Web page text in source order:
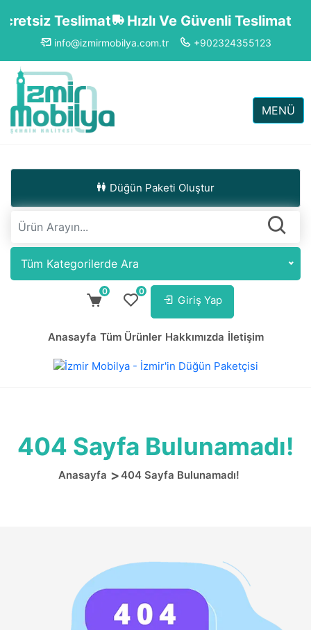
Teslimat Hızlı Ve Güvenli Teslimat
info@izmirmobilya.com.tr +902324355123
MENÜ
Düğün Paketi Oluştur
Tüm Kategorilerde Ara
0 0
Giriş Yap
Anasayfa Tüm Ürünler Hakkımızda İletişim
404 Sayfa Bulunamadı!
Anasayfa 404 Sayfa Bulunamadı!